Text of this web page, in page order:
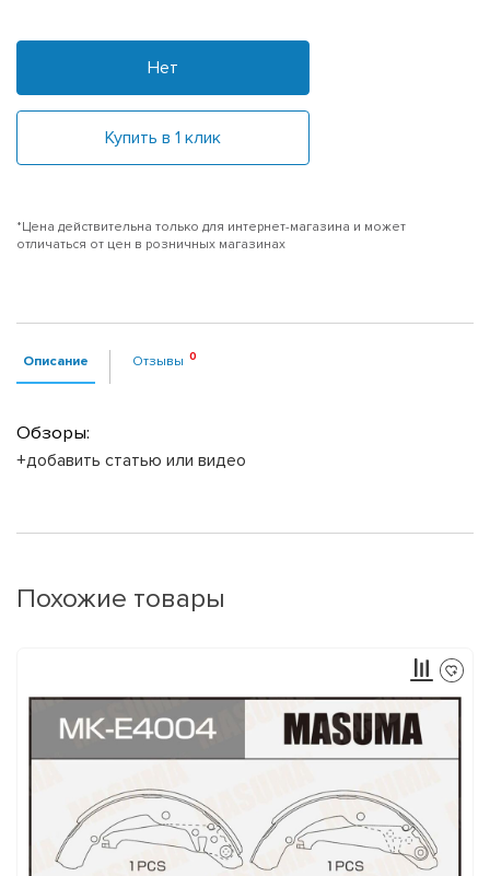
Нет
Купить в 1 клик
*Цена действительна только для интернет-магазина и может
отличаться от цен в розничных магазинах
Описание Отзывы
Обзоры:
+добавить статью или видео
Похожие товары